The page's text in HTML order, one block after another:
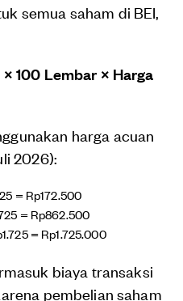
semua saham di BEI,
100 Lembar × Harga
harga acuan
2026):
= Rp172.500
= Rp862.500
= Rp1.725.000
biaya transaksi
pembelian saham